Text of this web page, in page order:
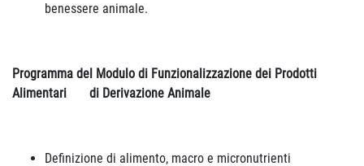
benessere animale.
Programma del Modulo di Funzionalizzazione dei Prodotti
Alimentari di Derivazione Animale
Definizione di alimento, macro e micronutrienti